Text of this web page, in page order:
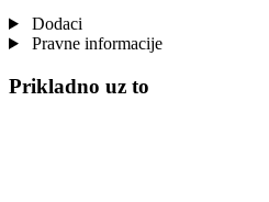
Dodaci
Pravne informacije
Prikladno uz to